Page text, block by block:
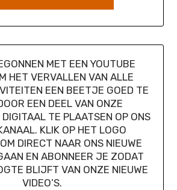
MET EEN YOUTUBE
HET VERVALLEN VAN ALLE
EEN BEETJE GOED TE
EEN DEEL VAN ONZE
TE PLAATSEN OP ONS
KLIK OP HET LOGO
DIRECT NAAR ONS NIEUWE
EN ABONNEER JE ZODAT
BLIJFT VAN ONZE NIEUWE
VIDEO’S.